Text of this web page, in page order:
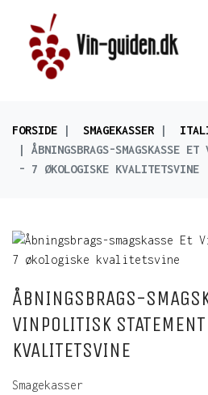
FORSIDE SMAGEKASSER
ÅBNINGSBRAGS-SMAGSKASSE
- 7 ØKOLOGISKE KVALITETSVINE
ÅBNINGSBRAGS-
VINPOLITISK
KVALITETSVINE
Smagekasser